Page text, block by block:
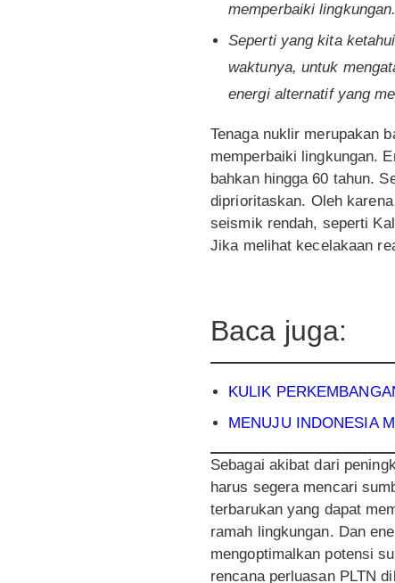
memperbaiki lingkungan.
Seperti yang kita
waktunya, untuk
energi alternatif yang
Tenaga nuklir merupakan
memperbaiki lingkungan.
bahkan hingga 60 tahun.
diprioritaskan. Oleh
seismik rendah, seperti
Jika melihat kecelakaan
Baca juga:
KULIK PERKEMB
MENUJU INDONESIA
Sebagai akibat dari
harus segera mencari
terbarukan yang dapat
ramah lingkungan. Dan
mengoptimalkan potensi
rencana perluasan PLTN